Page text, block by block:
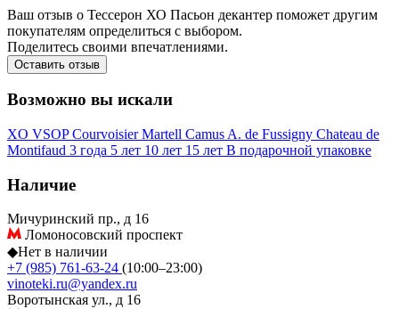
Ваш отзыв о Тессерон ХО Пасьон декантер поможет другим
покупателям определиться с выбором.
Поделитесь своими впечатлениями.
Оставить отзыв
Возможно вы искали
XO VSOPCourvoisierMartell Camus A. de Fussigny Chateau de
Montifaud 3 года 5 лет 10 лет 15 лет В подарочной упаковке
Наличие
Мичуринский пр., д 16
Ломоносовский проспект
◆Нет в наличии
+7 (985) 761-63-24 (10:00–23:00)
vinoteki.ru@yandex.ru
Воротынская ул., д 16